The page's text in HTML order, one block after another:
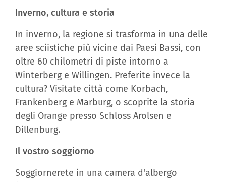
Inverno, cultura e storia
In inverno, la regione si trasforma in una delle
aree sciistiche più vicine dai Paesi Bassi, con
oltre 60 chilometri di piste intorno a
Winterberg e Willingen. Preferite invece la
cultura? Visitate città come Korbach,
Frankenberg e Marburg, o scoprite la storia
degli Orange presso Schloss Arolsen e
Dillenburg.
Il vostro soggiorno
Soggiornerete in una camera d'albergo